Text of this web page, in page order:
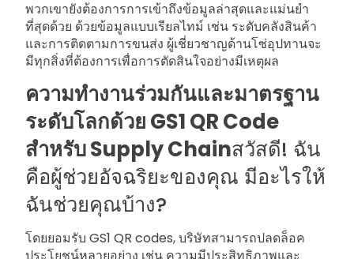
พวกเขายังต้องการการเข้าถึงข้อมูลล่าสุดและแม่นยำ
ที่สุดด้วย ด้วยข้อมูลแบบเรียลไทม์ เช่น ระดับคลังสินค้า
และการติดตามการขนส่ง ผู้เชี่ยวชาญด้านโซ่อุปทานจะ
มีทุกสิ่งที่ต้องการเพื่อการตัดสินใจอย่างมีเหตุผล
ความทำงานร่วมกันและมาตรฐาน
ระดับโลกด้วย GS1 QR Code
สำหรับ Supply Chainสวัสดี! ฉัน
คือผู้ช่วยอัจฉริยะของคุณ มีอะไรให้
ฉันช่วยคุณบ้าง?
โดยยอมรับ GS1 QR codes, บริษัทสามารถปลดล็อค
ประโยชน์หลายอย่าง เช่น ความมีประสิทธิภาพและ